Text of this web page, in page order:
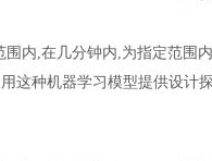
围内,在几分钟内,为指定范围
这种机器学习模型提供设计